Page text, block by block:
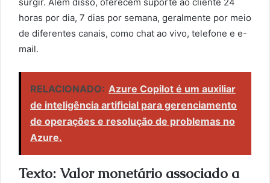
horas por dia, 7 dias por semana, geralmente por meio
de diferentes canais, como chat ao vivo, telefone e e-
mail.
RELACIONADO: Azure Copilot é um auxiliar
de inteligência artificial para gerenciamento
de operações e resolução de problemas no
Azure.
Texto: Valor monetário associado a